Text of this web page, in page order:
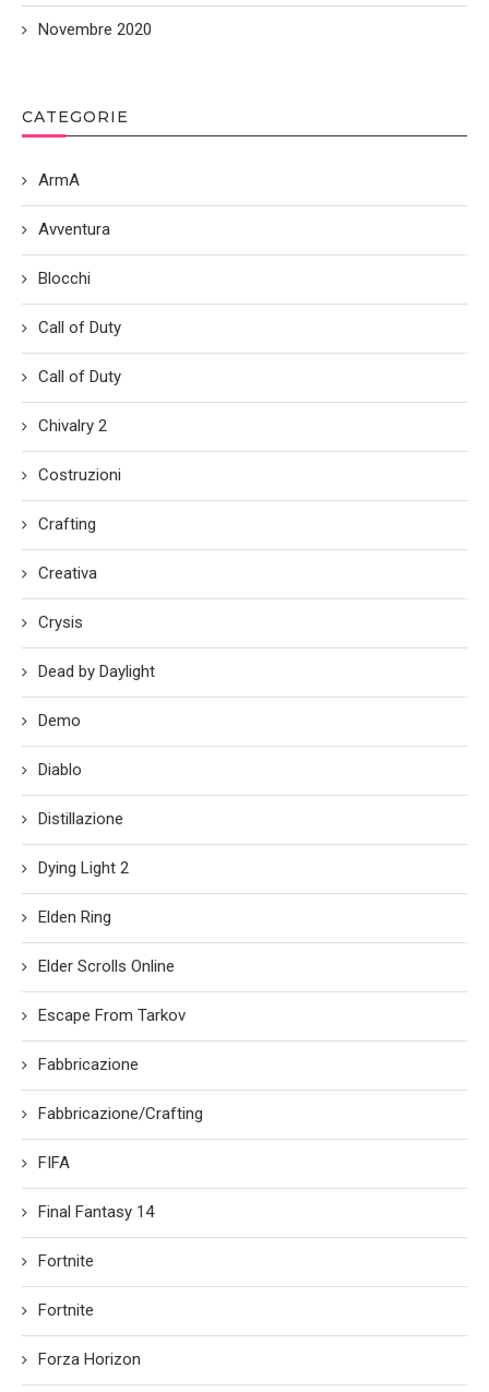
Novembre 2020
CATEGORIE
ArmA
Avventura
Blocchi
Call of Duty
Call of Duty
Chivalry 2
Costruzioni
Crafting
Creativa
Crysis
Dead by Daylight
Demo
Diablo
Distillazione
Dying Light 2
Elden Ring
Elder Scrolls Online
Escape From Tarkov
Fabbricazione
Fabbricazione/Crafting
FIFA
Final Fantasy 14
Fortnite
Fortnite
Forza Horizon